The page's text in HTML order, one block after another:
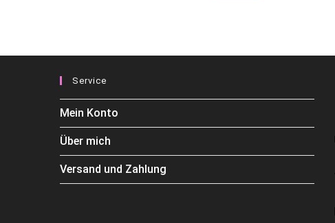
Service
Mein Konto
Über mich
Versand und Zahlung